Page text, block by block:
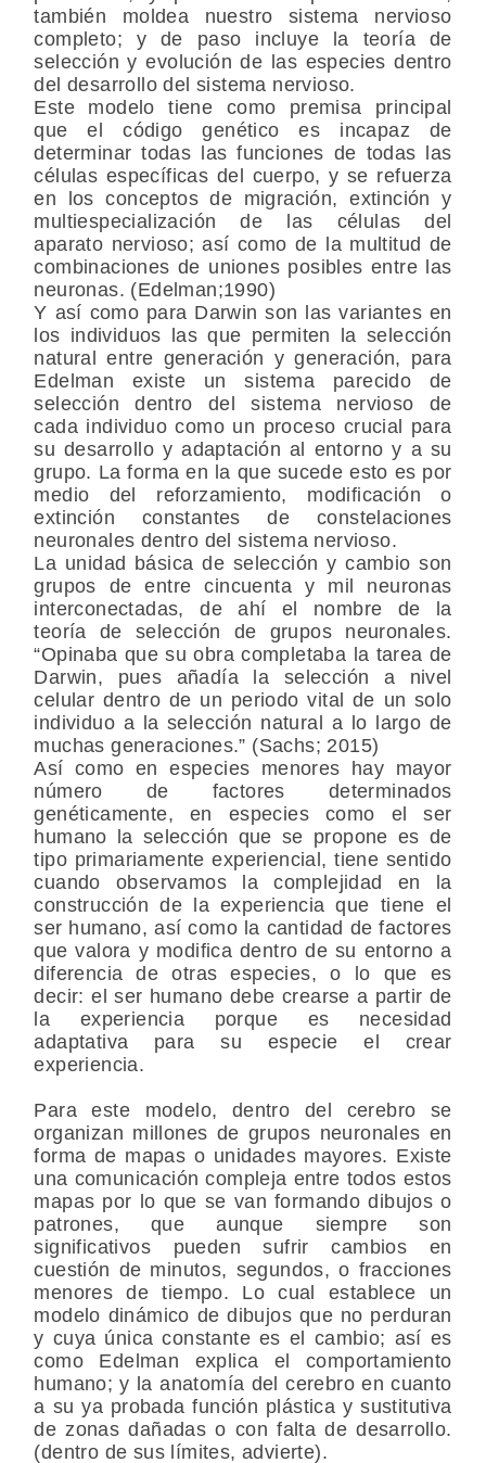
también moldea nuestro sistema nervioso
completo; y de paso incluye la teoría de
selección y evolución de las especies dentro
del desarrollo del sistema nervioso.
Este modelo tiene como premisa principal
que el código genético es incapaz de
determinar todas las funciones de todas las
células específicas del cuerpo, y se refuerza
en los conceptos de migración, extinción y
multiespecialización de las células del
aparato nervioso; así como de la multitud de
combinaciones de uniones posibles entre las
neuronas. (Edelman;1990)
Y así como para Darwin son las variantes en
los individuos las que permiten la selección
natural entre generación y generación, para
Edelman existe un sistema parecido de
selección dentro del sistema nervioso de
cada individuo como un proceso crucial para
su desarrollo y adaptación al entorno y a su
grupo. La forma en la que sucede esto es por
medio del reforzamiento, modificación o
extinción constantes de constelaciones
neuronales dentro del sistema nervioso.
La unidad básica de selección y cambio son
grupos de entre cincuenta y mil neuronas
interconectadas, de ahí el nombre de la
teoría de selección de grupos neuronales.
“Opinaba que su obra completaba la tarea de
Darwin, pues añadía la selección a nivel
celular dentro de un periodo vital de un solo
individuo a la selección natural a lo largo de
muchas generaciones.” (Sachs; 2015)
Así como en especies menores hay mayor
número de factores determinados
genéticamente, en especies como el ser
humano la selección que se propone es de
tipo primariamente experiencial, tiene sentido
cuando observamos la complejidad en la
construcción de la experiencia que tiene el
ser humano, así como la cantidad de factores
que valora y modifica dentro de su entorno a
diferencia de otras especies, o lo que es
decir: el ser humano debe crearse a partir de
la experiencia porque es necesidad
adaptativa para su especie el crear
experiencia.
Para este modelo, dentro del cerebro se
organizan millones de grupos neuronales en
forma de mapas o unidades mayores. Existe
una comunicación compleja entre todos estos
mapas por lo que se van formando dibujos o
patrones, que aunque siempre son
significativos pueden sufrir cambios en
cuestión de minutos, segundos, o fracciones
menores de tiempo. Lo cual establece un
modelo dinámico de dibujos que no perduran
y cuya única constante es el cambio; así es
como Edelman explica el comportamiento
humano; y la anatomía del cerebro en cuanto
a su ya probada función plástica y sustitutiva
de zonas dañadas o con falta de desarrollo.
(dentro de sus límites, advierte).